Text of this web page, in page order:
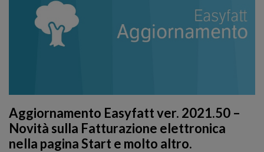
Aggiornamento Easyfatt ver. 2021.50 –
Novità sulla Fatturazione elettronica
nella pagina Start e molto altro.